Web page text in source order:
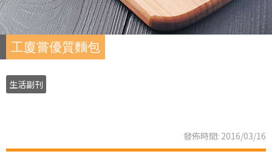
工廈嘗優質麵包
生活副刊
發佈時間: 2016/03/16